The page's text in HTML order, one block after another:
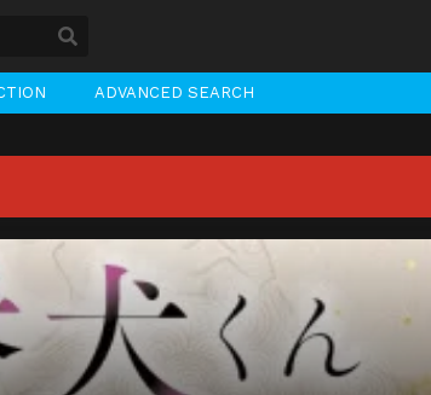
ADVANCED SEARCH